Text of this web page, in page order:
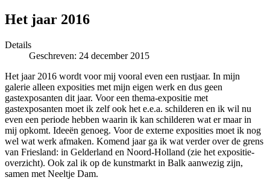
Het jaar 2016
Details
Geschreven: 24 december 2015
Het jaar 2016 wordt voor mij vooral even een rustjaar. In mijn
galerie alleen exposities met mijn eigen werk en dus geen
gastexposanten dit jaar. Voor een thema-expositie met
gastexposanten moet ik zelf ook het e.e.a. schilderen en ik wil nu
even een periode hebben waarin ik kan schilderen wat er maar in
mij opkomt. Ideeën genoeg. Voor de externe exposities moet ik nog
wel wat werk afmaken. Komend jaar ga ik wat verder over de grens
van Friesland: in Gelderland en Noord-Holland (zie het expositie-
overzicht). Ook zal ik op de kunstmarkt in Balk aanwezig zijn,
samen met Neeltje Dam.